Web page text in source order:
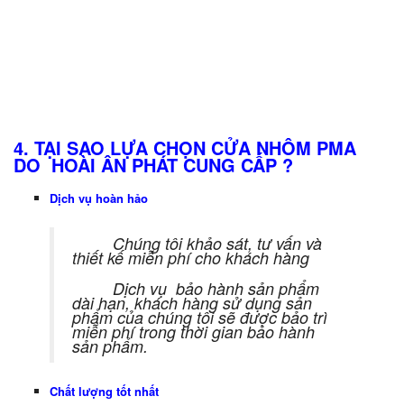
4. TẠI SAO LỰA CHỌN CỬA NHÔM PMA
DO HOÀI ÂN PHÁT CUNG CẤP ?
Dịch vụ hoàn hảo
Chúng tôi khảo sát, tư vấn và
thiết kế miễn phí cho khách hàng
Dịch vụ bảo hành sản phẩm
dài hạn, khách hàng sử dụng sản
phẩm của chúng tôi sẽ được bảo trì
miễn phí trong thời gian bảo hành
sản phẩm.
Chất lượng tốt nhất